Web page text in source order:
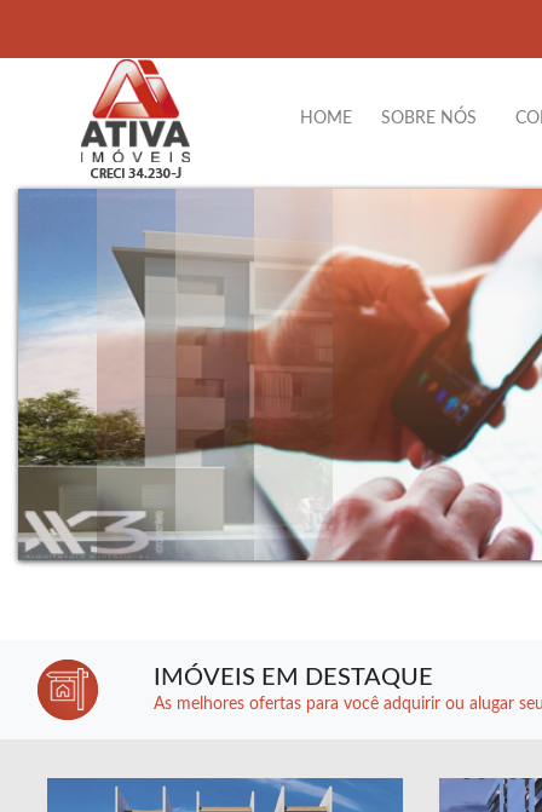
HOME SOBRE NÓS
IMÓVEIS EM DESTAQUE
As melhores ofertas para você adquirir ou alugar